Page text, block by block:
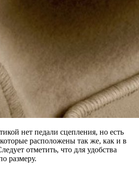
нет педали сцепления, но есть
расположены так же, как и в
отметить, что для удобства
размеру.